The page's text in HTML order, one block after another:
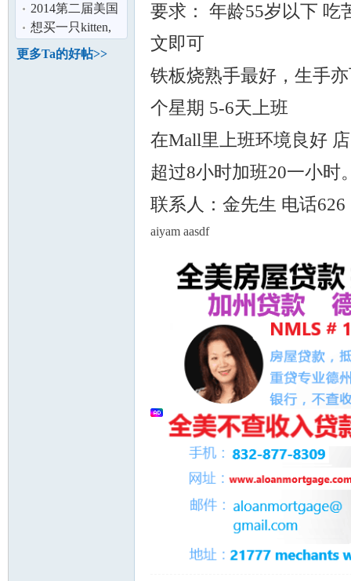
游/商务/游
售店店铺出租
1600sf
2014第二届美国
&quot;华乐杯
&quot;中国民族
想买一只kitten,
苏格兰折耳,暹罗
或者布偶猫
更多Ta的好帖>>
要求： 年龄55岁以下 吃
文即可
铁板烧熟手最好，生手
个星期 5-6天上班
在Mall里上班环境良好
超过8小时加班20一小时
联系人：金先生 电话626
aiyam aasdf